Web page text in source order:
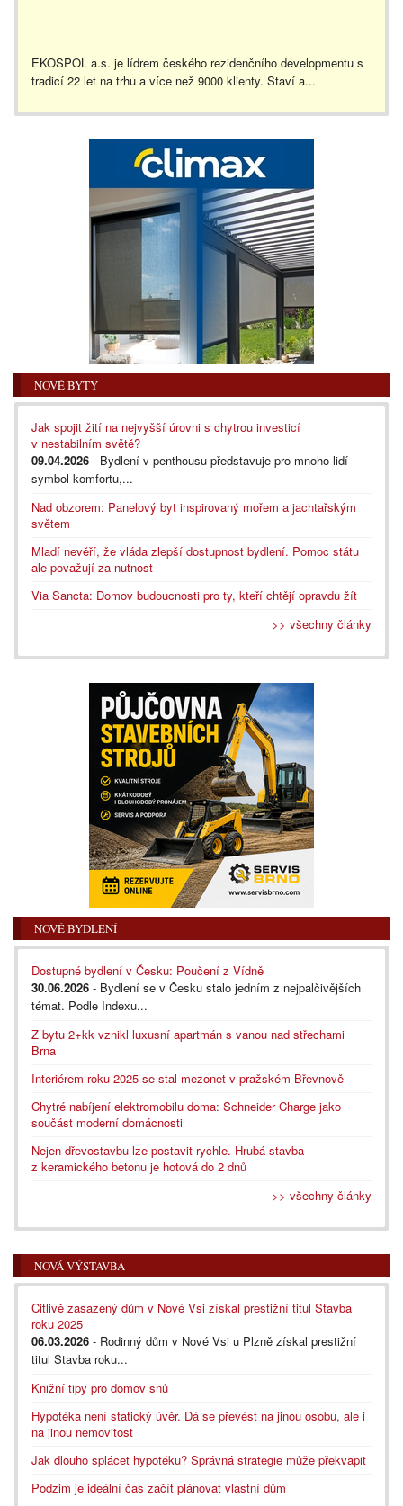
EKOSPOL a.s. je lídrem českého rezidenčního developmentu s
tradicí 22 let na trhu a více než 9000 klienty. Staví a...
NOVÉ BYTY
Jak spojit žití na nejvyšší úrovni s chytrou investicí
v nestabilním světě?
09.04.2026 - Bydlení v penthousu představuje pro mnoho lidí
symbol komfortu,...
Nad obzorem: Panelový byt inspirovaný mořem a jachtařským
světem
Mladí nevěří, že vláda zlepší dostupnost bydlení. Pomoc státu
ale považují za nutnost
Via Sancta: Domov budoucnosti pro ty, kteří chtějí opravdu žít
>> všechny články
NOVÉ BYDLENÍ
Dostupné bydlení v Česku: Poučení z Vídně
30.06.2026 - Bydlení se v Česku stalo jedním z nejpalčivějších
témat. Podle Indexu...
Z bytu 2+kk vznikl luxusní apartmán s vanou nad střechami
Brna
Interiérem roku 2025 se stal mezonet v pražském Břevnově
Chytré nabíjení elektromobilu doma: Schneider Charge jako
součást moderní domácnosti
Nejen dřevostavbu lze postavit rychle. Hrubá stavba
z keramického betonu je hotová do 2 dnů
>> všechny články
NOVÁ VÝSTAVBA
Citlivě zasazený dům v Nové Vsi získal prestižní titul Stavba
roku 2025
06.03.2026 - Rodinný dům v Nové Vsi u Plzně získal prestižní
titul Stavba roku...
Knižní tipy pro domov snů
Hypotéka není statický úvěr. Dá se převést na jinou osobu, ale i
na jinou nemovitost
Jak dlouho splácet hypotéku? Správná strategie může překvapit
Podzim je ideální čas začít plánovat vlastní dům